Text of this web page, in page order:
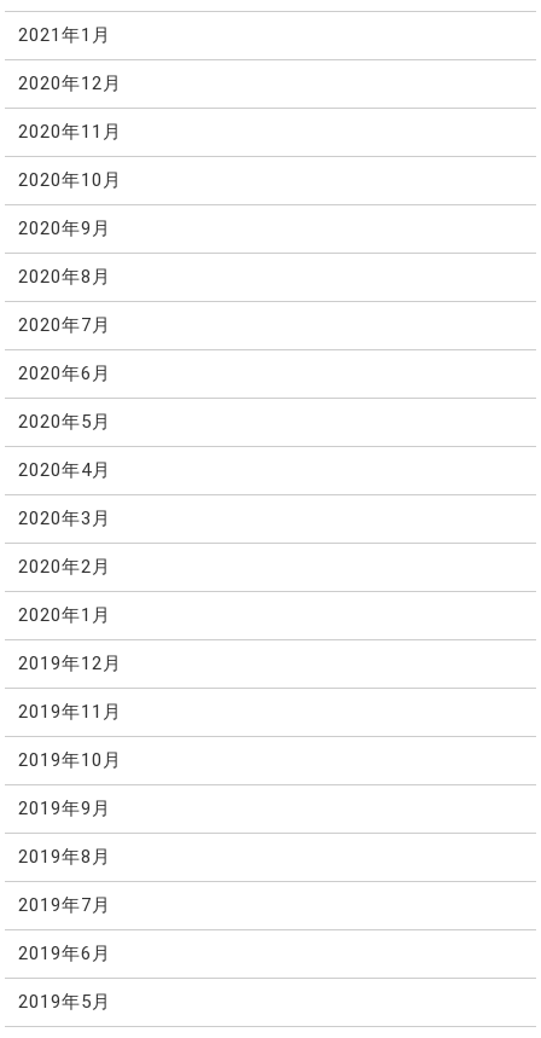
2021年1月
2020年12月
2020年11月
2020年10月
2020年9月
2020年8月
2020年7月
2020年6月
2020年5月
2020年4月
2020年3月
2020年2月
2020年1月
2019年12月
2019年11月
2019年10月
2019年9月
2019年8月
2019年7月
2019年6月
2019年5月